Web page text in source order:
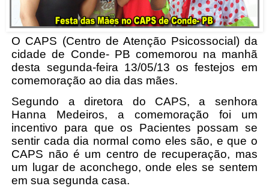
O CAPS (Centro de Atenção Psicossocial) da
cidade de Conde- PB comemorou na manhã
desta segunda-feira 13/05/13 os festejos em
comemoração ao dia das mães.
Segundo a diretora do CAPS, a senhora
Hanna Medeiros, a comemoração foi um
incentivo para que os Pacientes possam se
sentir cada dia normal como eles são, e que o
CAPS não é um centro de recuperação, mas
um lugar de aconchego, onde eles se sentem
em sua segunda casa.